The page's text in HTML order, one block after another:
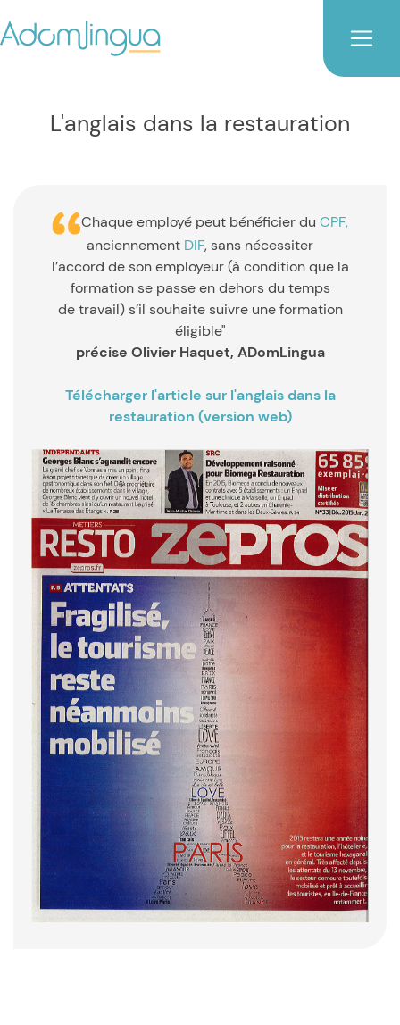
L'anglais dans la restauration
Chaque employé peut bénéficier du CPF,
anciennement DIF, sans nécessiter
l’accord de son employeur (à condition que la
formation se passe en dehors du temps
de travail) s’il souhaite suivre une formation
éligible"
précise Olivier Haquet, ADomLingua
Télécharger l'article sur l'anglais dans la
restauration (version web)